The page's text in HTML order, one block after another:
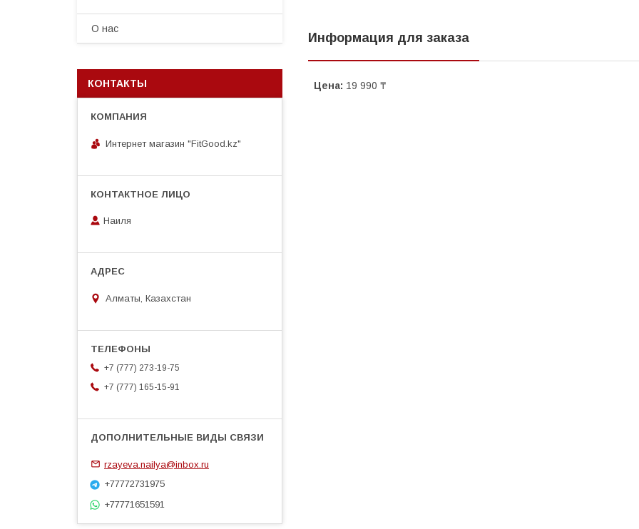
Информация для заказа
Цена: 19 990 ₸
О нас
КОНТАКТЫ
Интернет магазин "FitGood.kz"
Наиля
Алматы, Казахстан
+7 (777) 273-19-75
+7 (777) 165-15-91
rzayeva.nailya@inbox.ru
+77772731975
+77771651591